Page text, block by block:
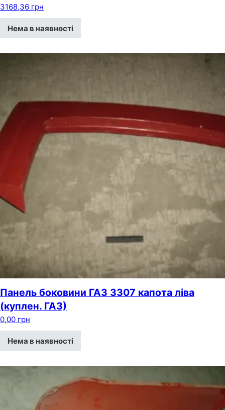
3168,36 грн
Нема в наявності
Панель боковини ГАЗ 3307 капота ліва
(куплен. ГАЗ)
0,00 грн
Нема в наявності